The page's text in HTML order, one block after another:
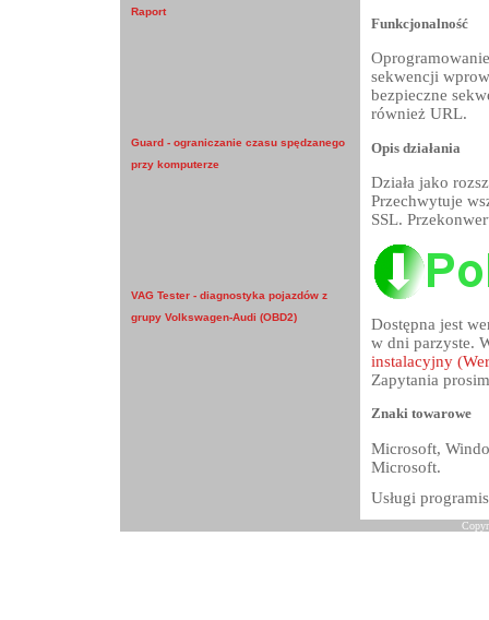
Raport
Guard - ograniczanie czasu spędzanego
przy komputerze
VAG Tester - diagnostyka pojazdów z
grupy Volkswagen-Audi (OBD2)
Funkcjonalność
sekwencji
bezpieczne
również URL.
Opis działania
Działa jako
Przechwytuje
SSL.
Dostępna jest
w dni parzyste.
instalacyjny
Zapytania
Znaki towarowe
Microsoft,
Microsoft.
Usługi